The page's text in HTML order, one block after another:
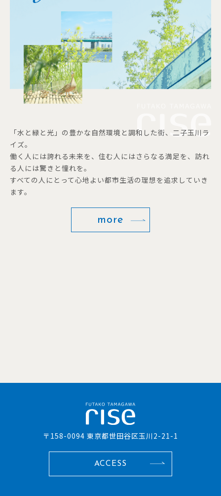
「水と緑と光」の豊かな自然環境と調和した街、二子玉川ラ
イズ。
働く人には誇れる未来を、住む人にはさらなる満足を、訪れ
る人には驚きと憧れを。
すべての人にとって心地よい都市生活の理想を追求していき
ます。
more
〒158-0094 東京都世田谷区玉川2-21-1
ACCESS